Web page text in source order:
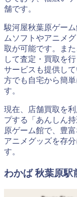
舗です。
駿河屋秋葉原ゲー
ムソフトやアニメ
取が可能です。ま
して査定・買取を
サービスも提供し
方でも自宅から簡
す。
現在、店舗買取を
プする「あんしん
原ゲーム館で、豊
アニメグッズを存
す。
わかば 秋葉原駅